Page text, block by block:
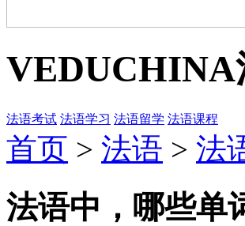
VEDUCHINA
法语考试 法语学习 法语留学 法语课程
首页 > 法语 > 法
法语中，哪些单